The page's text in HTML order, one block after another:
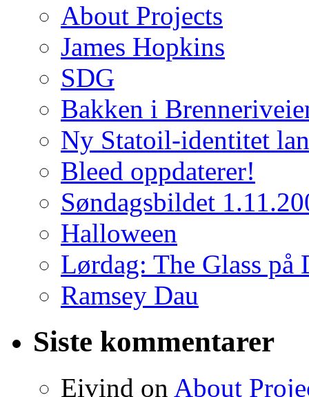
About Projects
James Hopkins
SDG
Bakken i
Ny Statoil-identitet
Bleed oppdaterer!
Søndagsbildet
Halloween
Lørdag: The Glass på
Ramsey Dau
Siste kommentarer
Eivind on About